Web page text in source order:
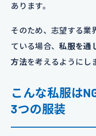
あります。
そのため、志望する業
ている場合、私服を通
方法を考えるようにし
こんな私服は
3つの服装